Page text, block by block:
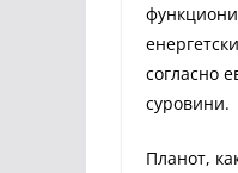
согласно
суровини.
Планот,